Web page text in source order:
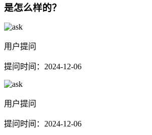
是怎么样的？
用户提问
提问时间：2024-12-06
用户提问
提问时间：2024-12-06